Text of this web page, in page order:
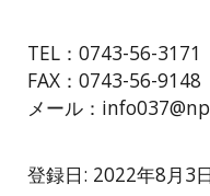
TEL：0743-56-3171
FAX：0743-56-9148
メール：
登録日: 2022年8月3